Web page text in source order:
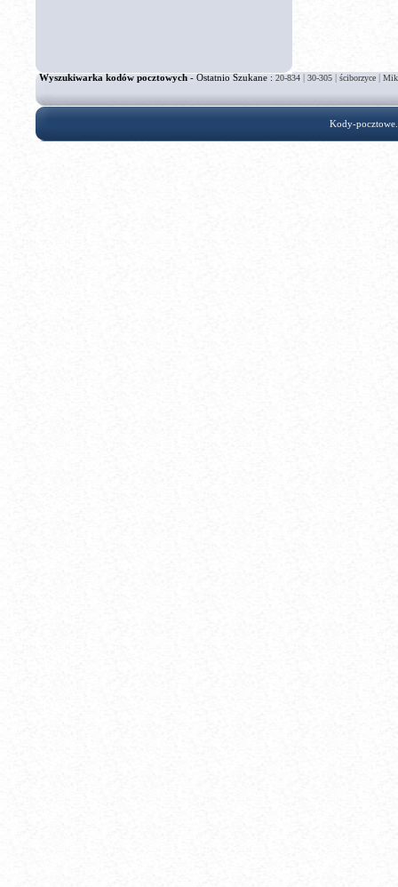
Wyszukiwarka kodów pocztowych- Ostatnio Szukane :20-834 | 30-305 | ściborzyce |
Kody-